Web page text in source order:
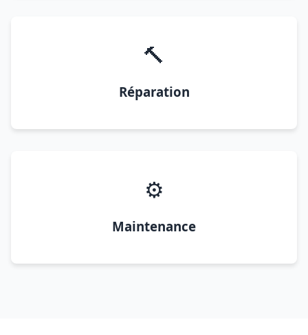
🔨
Réparation
⚙️
Maintenance